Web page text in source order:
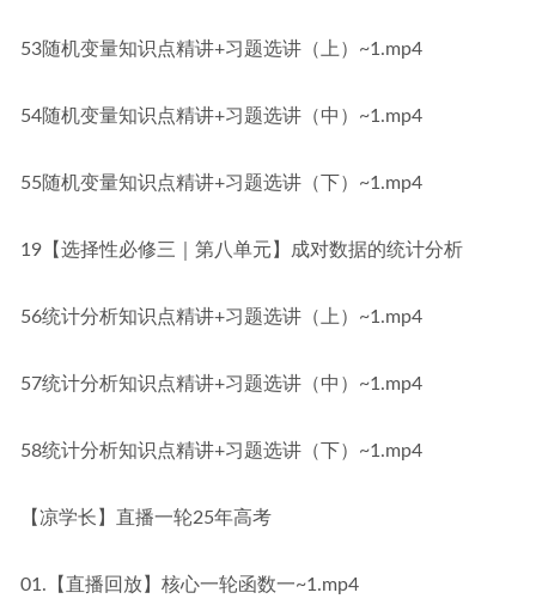
53随机变量知识点精讲+习题选讲（上）~1.mp4
54随机变量知识点精讲+习题选讲（中）~1.mp4
55随机变量知识点精讲+习题选讲（下）~1.mp4
19【选择性必修三｜第八单元】成对数据的统计分析
56统计分析知识点精讲+习题选讲（上）~1.mp4
57统计分析知识点精讲+习题选讲（中）~1.mp4
58统计分析知识点精讲+习题选讲（下）~1.mp4
【凉学长】直播一轮25年高考
01.【直播回放】核心一轮函数一~1.mp4